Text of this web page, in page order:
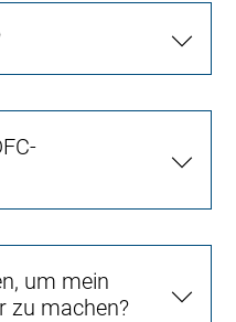
um mein
zu machen?